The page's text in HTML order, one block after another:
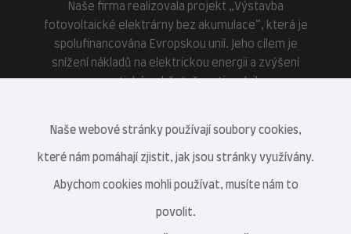
Naše firma realizovala projekt „Výstavba
fotovoltaické elektrárny bez akumulace“, která je
spolufinancována Evropskou unií. Jeho cílem je
snížení nákladů na elektrickou energii a zvýšení
Naše webové stránky používají soubory cookies,
které nám pomáhají zjistit, jak jsou stránky využívány.
Abychom cookies mohli používat, musíte nám to
povolit.